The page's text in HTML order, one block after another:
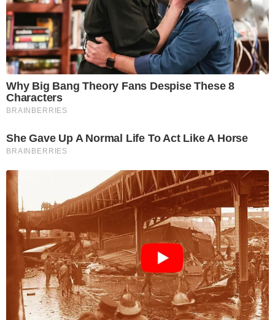
Why Big Bang Theory Fans Despise These 8
Characters
BRAINBERRIES
She Gave Up A Normal Life To Act Like A Horse
BRAINBERRIES